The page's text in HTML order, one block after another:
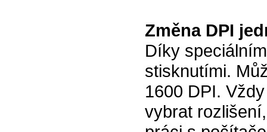
Změna DPI
Díky
stisknutími.
1600 DPI.
vybrat